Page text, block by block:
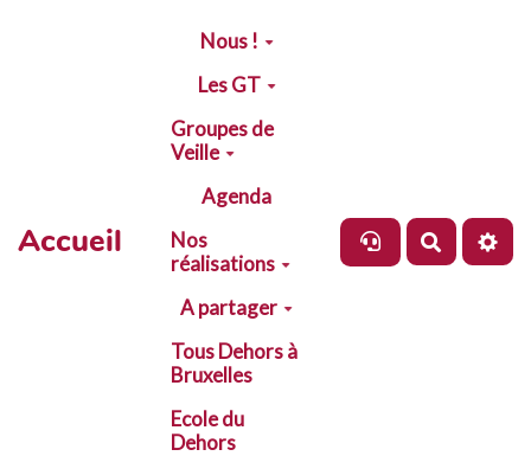
Aller au contenu principal
Accueil
Nous !
Les GT
Groupes de
Veille
Agenda
Nos
réalisations
A partager
Tous Dehors à
Bruxelles
Ecole du
Dehors